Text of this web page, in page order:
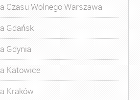
Czasu Wolnego Warszawa
Gdańsk
Gdynia
Katowice
Kraków